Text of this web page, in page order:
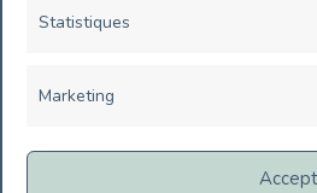
Statistiques
Marketing